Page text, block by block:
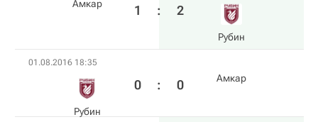
Амкар 1 : 2
Рубин
01.08.2016 18:35
Рубин
0 : 0 Амкар